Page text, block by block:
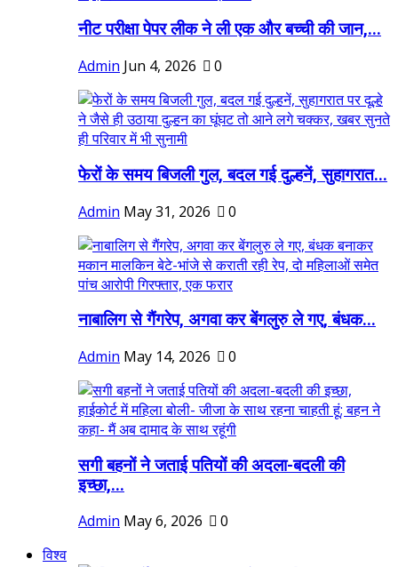
नीट परीक्षा पेपर लीक ने ली एक और बच्ची की जान,...
Admin Jun 4, 2026 0
फेरों के समय बिजली गुल, बदल गई दुल्हनें, सुहागरात...
Admin May 31, 2026 0
नाबालिग से गैंगरेप, अगवा कर बेंगलुरु ले गए, बंधक...
Admin May 14, 2026 0
सगी बहनों ने जताई पतियों की अदला-बदली की
इच्छा,...
Admin May 6, 2026
0
विश्व